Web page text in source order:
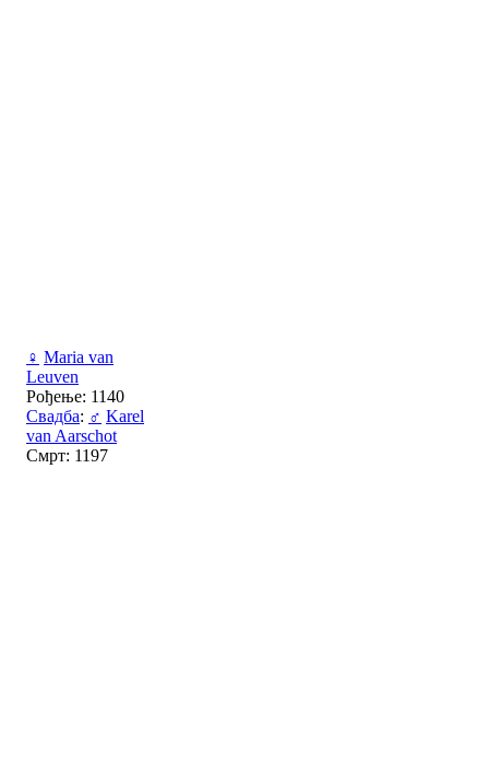
♀ Maria van
Leuven
Рођење: 1140
Свадба: ♂ Karel
van Aarschot
Смрт: 1197